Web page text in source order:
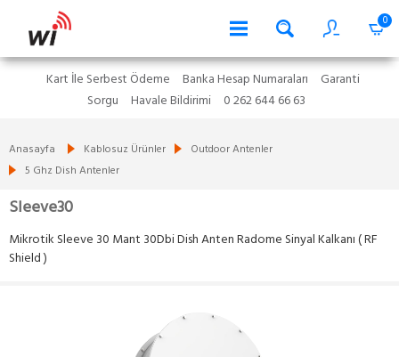
0
Kart İle Serbest Ödeme Banka Hesap Numaraları
Garanti
Sorgu
Havale Bildirimi 0 262 644 66 63
Anasayfa Kablosuz Ürünler
Outdoor Antenler
5 Ghz Dish Antenler
Sleeve30
Mikrotik Sleeve 30 Mant 30Dbi Dish Anten Radome Sinyal Kalkanı ( RF
Shield )